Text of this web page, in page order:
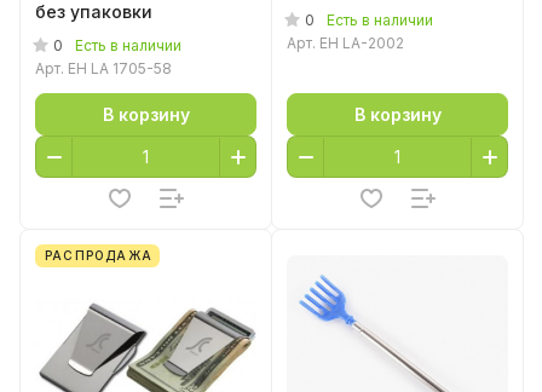
без упаковки
0
Есть в наличии
Арт. EH LA 1705-58
В корзину
0
Есть в наличии
Арт. EH LA-2002
В корзину
РАСПРОДАЖА